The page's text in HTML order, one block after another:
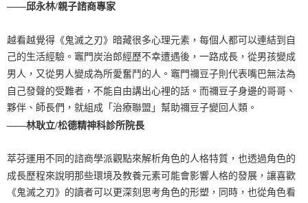
——邱永林/親子諮商專家
越看越覺得《鬼滅之刃》暗藏很多心理元素，每個人都可以連結到自
己的生活經驗。竈門炭治郎經歷不幸遭遇後，一路成長，從男孩變成
男人，又從男人變成為所愛奮鬥的人。竈門禰豆子則代表嘴巴無法為
自己發聲的受難者，不能自由講出心裡的話。而禰豆子身邊的哥哥、
夥伴、師長們，就組成「治療聯盟」幫助禰豆子變回人類。
——林耿立/松德精神科診所院長
萃芬運用不同的諮商學派觀點來解析角色的人格特質，也透過角色的
成長歷程來說明那些環境及教養元素可能會影響人格的發展，讓喜歡
《鬼滅之刃》的讀者可以更深刻思考角色的形塑，同時，也從角色看